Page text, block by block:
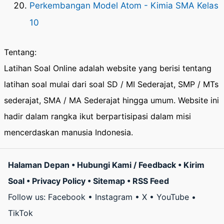
Perkembangan Model Atom - Kimia SMA Kelas
10
Tentang:
Latihan Soal Online adalah website yang berisi tentang
latihan soal mulai dari soal SD / MI Sederajat, SMP / MTs
sederajat, SMA / MA Sederajat hingga umum. Website ini
hadir dalam rangka ikut berpartisipasi dalam misi
mencerdaskan manusia Indonesia.
Halaman Depan • Hubungi Kami / Feedback • Kirim
Soal • Privacy Policy • Sitemap • RSS Feed
Follow us: Facebook • Instagram • X • YouTube •
TikTok